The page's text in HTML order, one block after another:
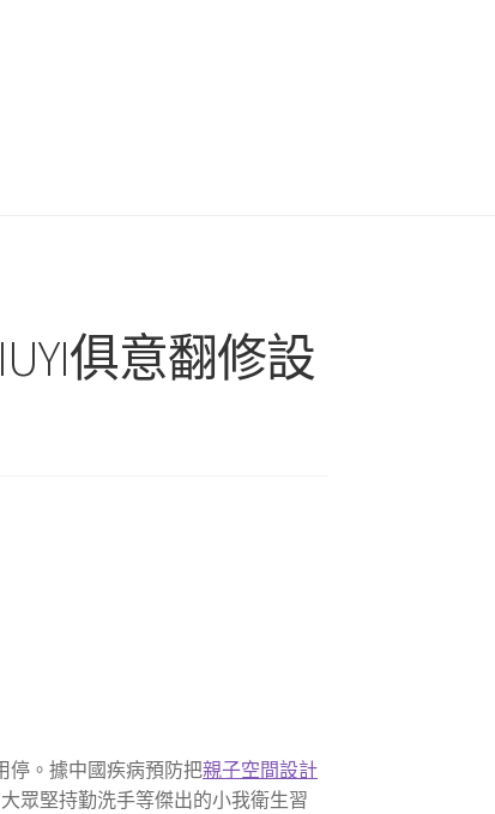
俱意翻修設
停。據中國疾病預防把親子空間設計
眾堅持勤洗手等傑出的小我衛生習